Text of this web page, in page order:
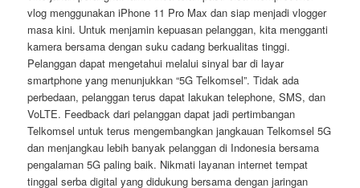
vlog menggunakan iPhone 11 Pro Max dan siap menjadi vlogger
masa kini. Untuk menjamin kepuasan pelanggan, kita mengganti
kamera bersama dengan suku cadang berkualitas tinggi.
Pelanggan dapat mengetahui melalui sinyal bar di layar
smartphone yang menunjukkan “5G Telkomsel”. Tidak ada
perbedaan, pelanggan terus dapat lakukan telephone, SMS, dan
VoLTE. Feedback dari pelanggan dapat jadi pertimbangan
Telkomsel untuk terus mengembangkan jangkauan Telkomsel 5G
dan menjangkau lebih banyak pelanggan di Indonesia bersama
pengalaman 5G paling baik. Nikmati layanan internet tempat
tinggal serba digital yang didukung bersama dengan jaringan